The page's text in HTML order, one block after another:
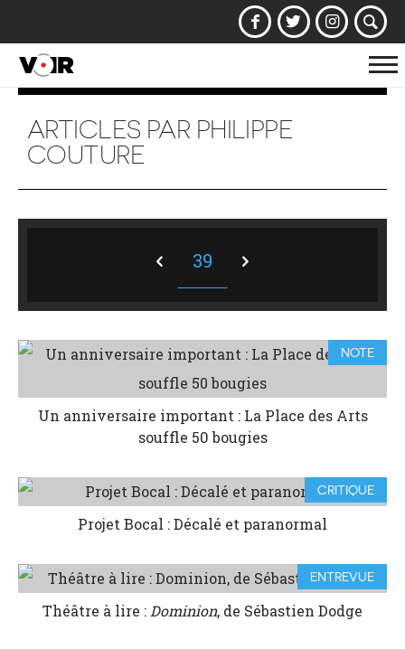
la
ARTICLES PAR PHILIPPE
COUTURE
39
NOTE
Un anniversaire important : La Place des Arts
souffle 50 bougies
CRITIQUE
Projet Bocal : Décalé et paranormal
ENTREVUE
Théâtre à lire : Dominion, de Sébastien Dodge